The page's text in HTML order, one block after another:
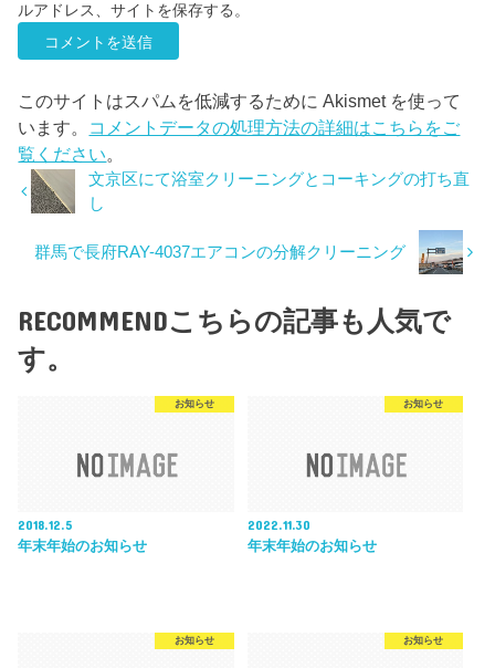
ルアドレス、サイトを保存する。
このサイトはスパムを低減するために Akismet を使って
います。 コメントデータの処理方法の詳細はこちらをご
覧ください。
文京区にて浴室クリーニングとコーキングの打ち直
し
群馬で長府RAY-4037エアコンの分解クリーニング
RECOMMENDこちらの記事も人気で
す。
お知らせ
2018.12.5
年末年始のお知らせ
お知らせ
2022.11.30
年末年始のお知らせ
お知らせ お知らせ